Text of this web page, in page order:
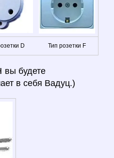
D Тип розетки F
вы будете
в себя Вадуц.)